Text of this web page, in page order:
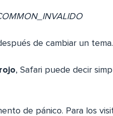
de cambiar un
rojo, Safari puede decir
de pánico. Para los